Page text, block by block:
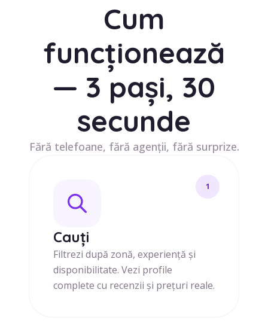
Cum
funcționează
— 3 pași, 30
secunde
Fără telefoane, fără agenții, fără surprize.
1
Cauți
Filtrezi după zonă, experiență și
disponibilitate. Vezi profile
complete cu recenzii și prețuri reale.